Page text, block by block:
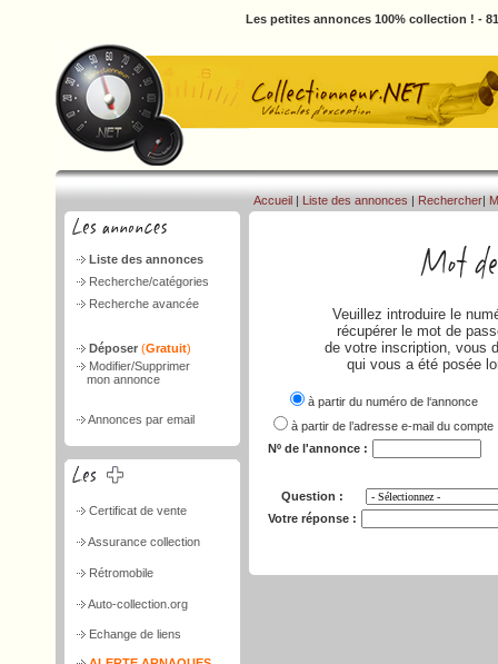
Les petites annonces 100% collection ! -
Liste des annonces
Recherche/catégories
Recherche avancée
Déposer (Gratuit)
Modifier/Supprimer
mon annonce
Annonces par email
Certificat de vente
Assurance collection
Rétromobile
Auto-collection.org
Echange de liens
Accueil | Liste des annonces | Rechercher|
Veuillez introduire le
récupérer le mot de
de votre inscription, vous
qui vous a été posée
à partir du numéro de l‘annonce
à partir de l’adresse e-mail du compte
Nº de l'annonce :
Question :
Votre réponse :